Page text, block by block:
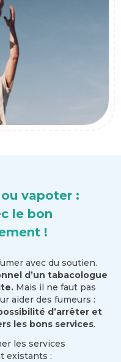
vapoter :
le bon
!
avec du soutien.
d’un tabacologue
Mais il ne faut pas
aider des fumeurs :
d’arrêter et
les bons services.
les services
existants :